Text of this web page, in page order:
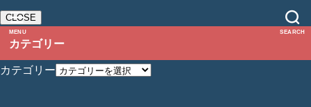
MENU
CLOSE
カテゴリー
カテゴリー
SEARCH